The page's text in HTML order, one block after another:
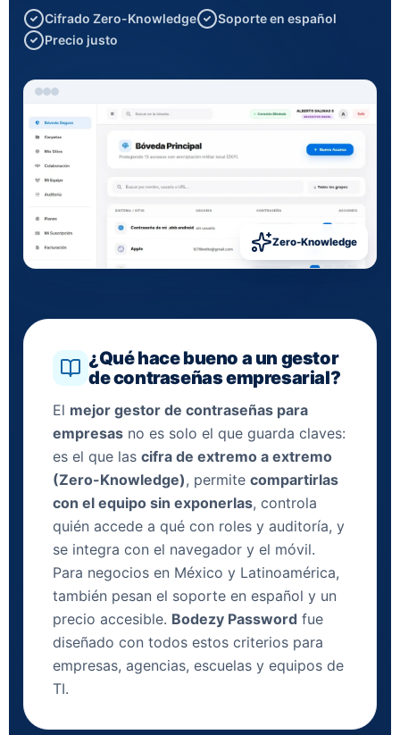
Cifrado Zero-Knowledge
Soporte en español
Precio justo
Zero-Knowledge
¿Qué hace bueno a un gestor
de contraseñas empresarial?
El mejor gestor de contraseñas para
empresas no es solo el que guarda claves:
es el que las cifra de extremo a extremo
(Zero-Knowledge), permite compartirlas
con el equipo sin exponerlas, controla
quién accede a qué con roles y auditoría, y
se integra con el navegador y el móvil.
Para negocios en México y Latinoamérica,
también pesan el soporte en español y un
precio accesible. Bodezy Password fue
diseñado con todos estos criterios para
empresas, agencias, escuelas y equipos de
TI.